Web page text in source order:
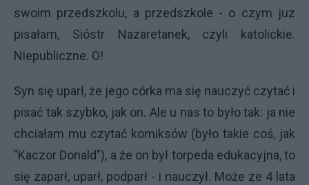
swoim przedszkolu, a przedszkole - o czym juz
pisałam, Sióstr Nazaretanek, czyli katolickie.
Niepubliczne. O!
Syn się uparł, że jego córka ma się nauczyć czytać i
pisać tak szybko, jak on. Ale u nas to było tak: ja nie
chciałam mu czytać komiksów (było takie coś, jak
"Kaczor Donald"), a że on był torpeda edukacyjna, to
się zaparł, uparł, podparł - i nauczył. Może ze 4 lata